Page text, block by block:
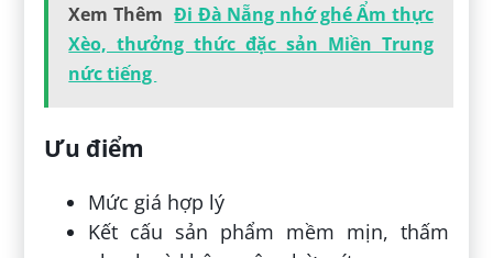
Xem Thêm Đi Đà Nẵng nhớ ghé Ẩm thực
Xèo, thưởng thức đặc sản Miền Trung
nức tiếng
Ưu điểm
Mức giá hợp lý
Kết cấu sản phẩm mềm mịn, thấm